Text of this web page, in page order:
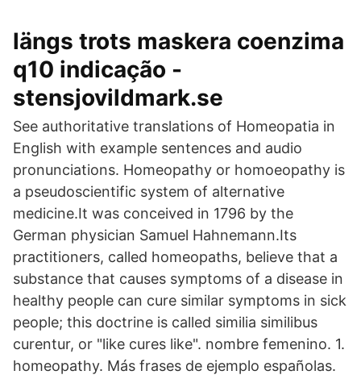
längs trots maskera coenzima
q10 indicação -
stensjovildmark.se
See authoritative translations of Homeopatia in
English with example sentences and audio
pronunciations. Homeopathy or homoeopathy is
a pseudoscientific system of alternative
medicine.It was conceived in 1796 by the
German physician Samuel Hahnemann.Its
practitioners, called homeopaths, believe that a
substance that causes symptoms of a disease in
healthy people can cure similar symptoms in sick
people; this doctrine is called similia similibus
curentur, or "like cures like". nombre femenino. 1.
homeopathy. Más frases de ejemplo españolas.